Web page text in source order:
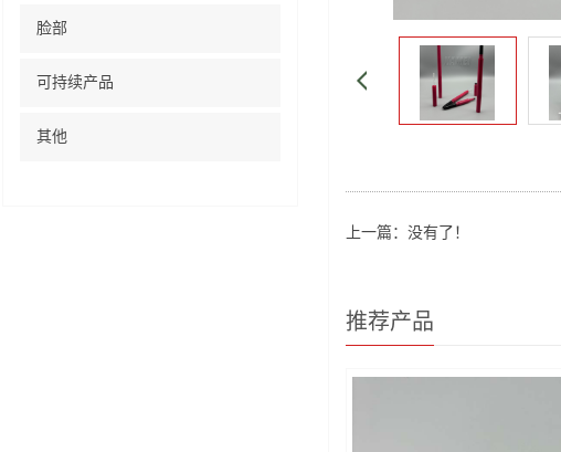
脸部
可持续产品
其他
上一篇：没有了！
推荐产品